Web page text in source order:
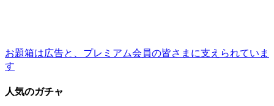
お題箱は広告と、プレミアム会員の皆さまに支えられていま
す
人気のガチャ